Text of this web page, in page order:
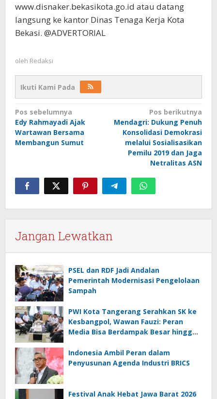
www.disnaker.bekasikota.go.id atau datang
langsung ke kantor Dinas Tenaga Kerja Kota
Bekasi. @ADVERTORIAL
oleh Redaksi
Ikuti Kami Pada
Navigasi
pos
Pos sebelumnya
Edy Rahmayadi Ajak
Wartawan Bersama
Membangun Sumut
Pos berikutnya
Mendagri: Dukung Penuh
Konsolidasi Demokrasi
melalui Sosialisasikan
Pemilu 2019 dan Jaga
Netralitas ASN
Jangan Lewatkan
PSEL dan RDF Jadi Andalan
Pemerintah Modernisasi Pengelolaan
Sampah
PWI Kota Tangerang Serahkan SK ke
Kesbangpol, Wawan Fauzi: Peran
Media Bisa Berdampak Besar hingga
Indonesia Ambil Peran dalam
Penyusunan Agenda Industri BRICS
Festival Anak Hebat Jawa Barat 2026